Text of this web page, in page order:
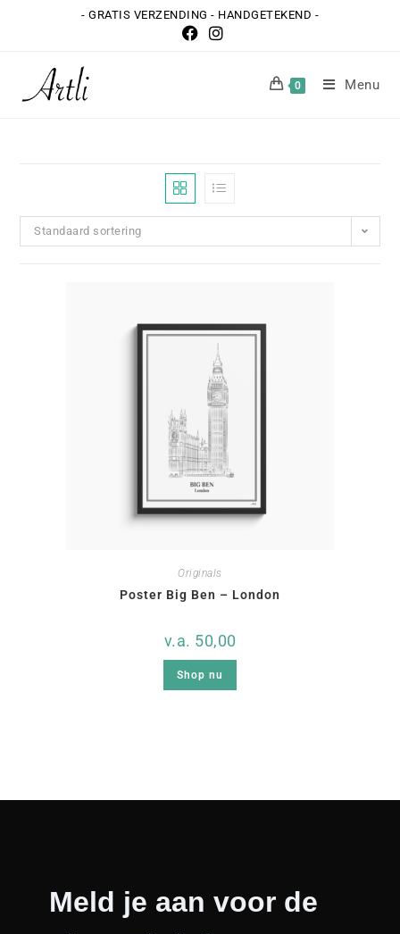
- GRATIS VERZENDING - HANDGETEKEND -
0 Menu
Standaard sortering
Originals
Poster Big Ben – London
v.a. 50,00
Shop nu